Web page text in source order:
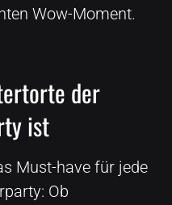
Wow-Moment.
der
ist
Must-have für jede
Ob